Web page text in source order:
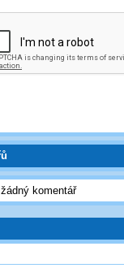
komentář